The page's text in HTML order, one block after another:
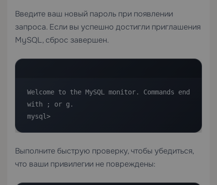
Введите ваш новый пароль при появлении
запроса. Если вы успешно достигли приглашения
MySQL, сброс завершен.
Welcome to the MySQL monitor. Commands end
with ; or g.
mysql>
Выполните быструю проверку, чтобы убедиться,
что ваши привилегии не повреждены: